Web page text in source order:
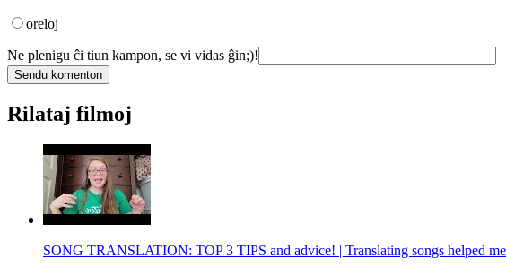
oreloj
Ne plenigu ĉi tiun kampon, se vi vidas ĝin;)!
Rilataj filmoj
SONG TRANSLATION: TOP 3 TIPS and advice! | Translating songs helped